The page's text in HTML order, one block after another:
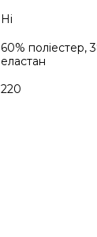
Ні
60% поліестер,
еластан
220